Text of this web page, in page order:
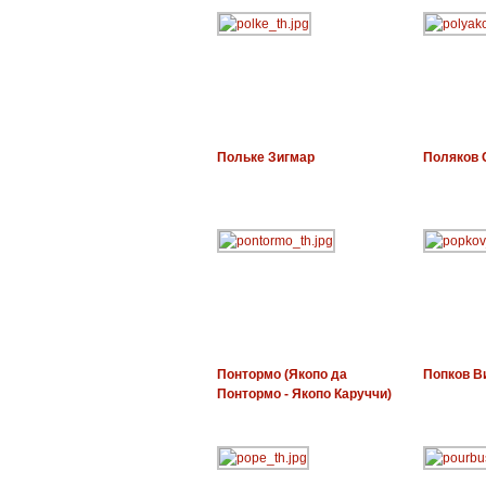
Польке Зигмар Поляков
Понтормо (Якопо да
Понтормо - Якопо Каруччи)
Попков